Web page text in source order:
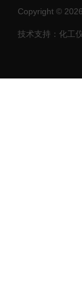
Copyright ©
技术支持：化工